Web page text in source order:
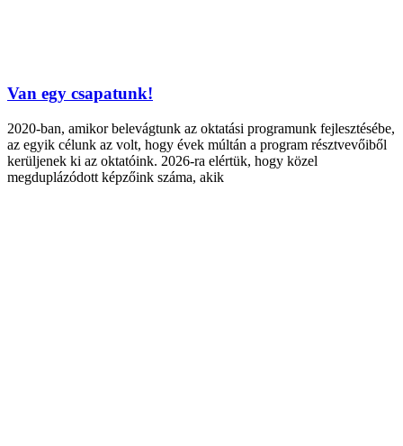
Van egy csapatunk!
2020-ban, amikor belevágtunk az oktatási programunk fejlesztésébe,
az egyik célunk az volt, hogy évek múltán a program résztvevőiből
kerüljenek ki az oktatóink. 2026-ra elértük, hogy közel
megduplázódott képzőink száma, akik